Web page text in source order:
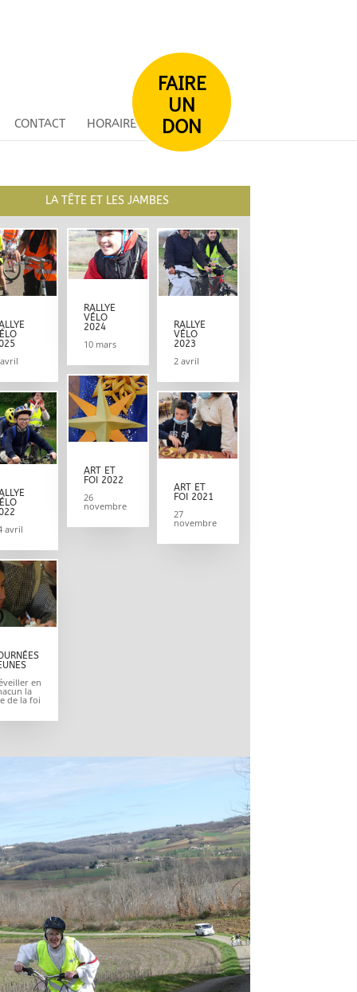
FAIRE
UN
DON
CONTACT HORAIRES
LA TÊTE ET LES JAMBES
avril
en
la
de la foi
RALLYE
VÉLO
2024
10 mars
ART ET
FOI 2022
26
novembre
RALLYE
VÉLO
2023
2 avril
ART ET
FOI 2021
27
novembre